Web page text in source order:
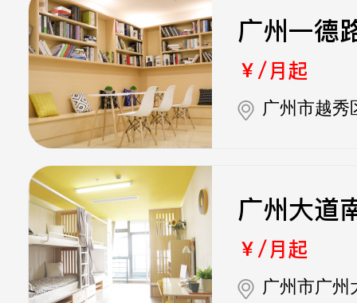
广州一德
￥/月起
广州市越秀
广州大道
￥/月起
广州市广州